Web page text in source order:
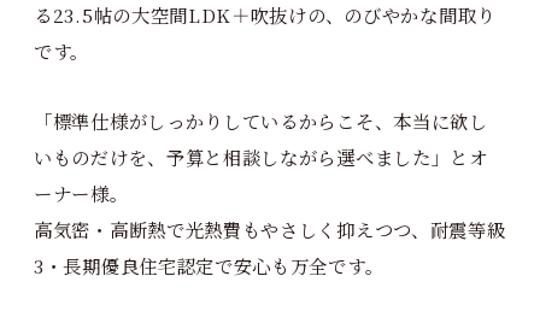
る23.5帖の大空間LDK＋吹抜けの、のびやかな間取り
です。
「標準仕様がしっかりしているからこそ、本当に欲し
いものだけを、予算と相談しながら選べました」とオ
ーナー様。
高気密・高断熱で光熱費もやさしく抑えつつ、耐震等級
3・長期優良住宅認定で安心も万全です。